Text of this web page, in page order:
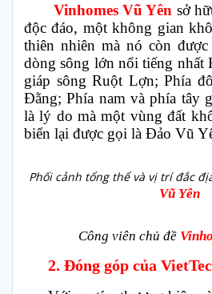
Vinhomes Vũ Yên sở
độc đáo, một không gian
thiên nhiên mà nó còn
dòng sông lớn nổi tiếng nhất
giáp sông Ruột Lợn; Phía
Đằng; Phía nam và phía tây
là lý do mà một vùng đất
biển lại được gọi là Đảo Vũ
Phối cảnh tổng thể và vị trí đắc
Vũ Yên
Công viên chủ đề
2. Đóng góp của